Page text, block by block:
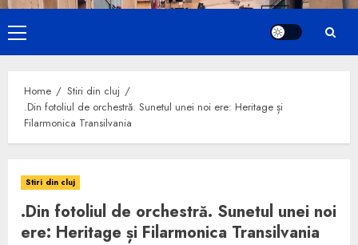
Primary
Menu
Home
Stiri din cluj
.Din fotoliul de orchestră. Sunetul unei noi ere: Heritage și
Filarmonica Transilvania
Stiri din cluj
.Din fotoliul de orchestră. Sunetul unei noi
ere: Heritage și Filarmonica Transilvania